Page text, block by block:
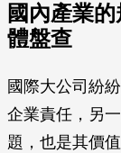
國內產業
體盤查
國際大公司紛
企業責任，另
題，也是其價